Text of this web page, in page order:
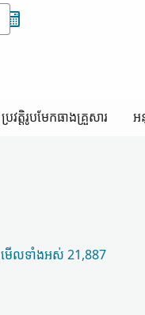
ប្រវត្តិរូប​មែកធាង​គ្រួសារ អ
មើល​ទាំងអស់ 21,887